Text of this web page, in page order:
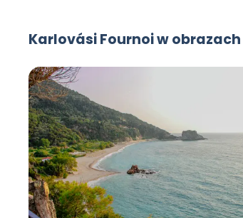
Karlovási Fournoi w obrazach